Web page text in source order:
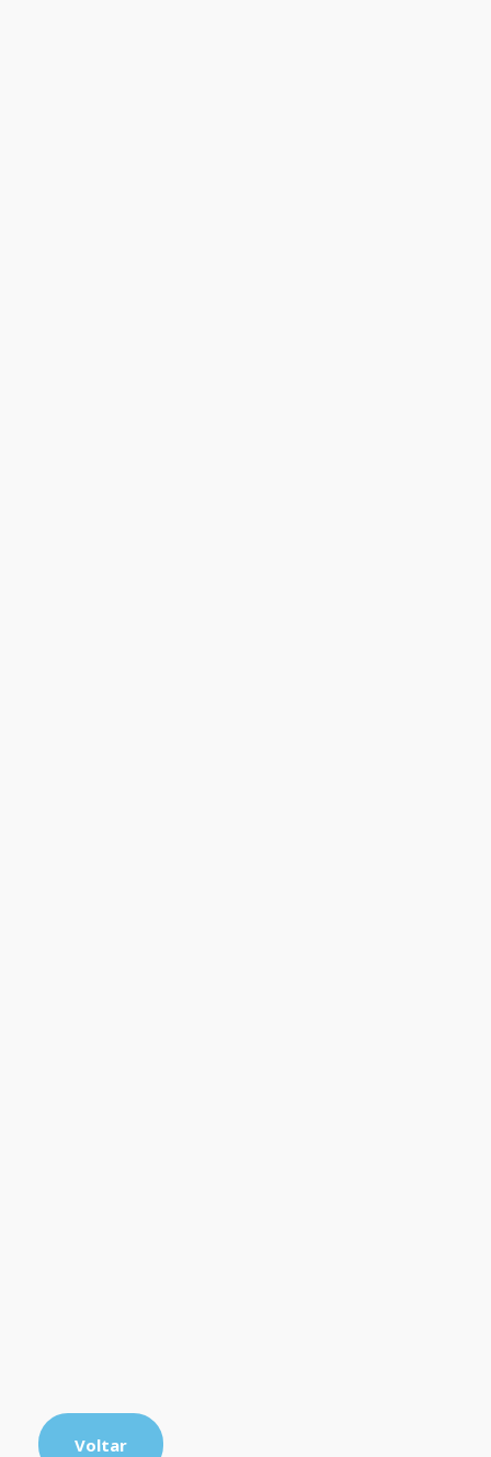
Voltar